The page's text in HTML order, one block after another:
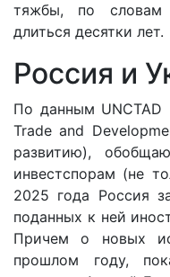
тяжбы, по словам
длиться десятки лет.
Россия и
По данным UNCTAD
Trade and
развитию),
инвестспорам (не
2025 года Россия
поданных к ней
Причем о новых
прошлом году,